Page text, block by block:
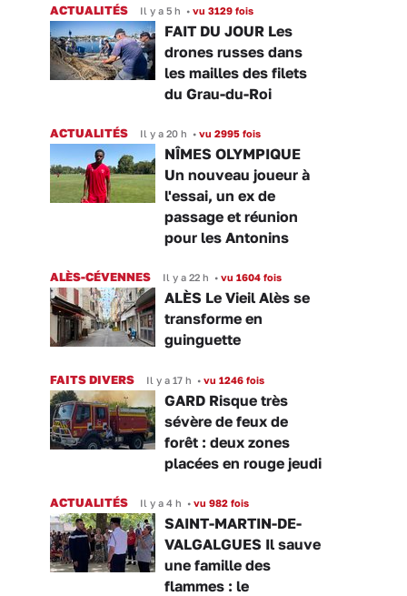
ACTUALITÉS Il y a 5 h • vu 3129 fois
FAIT DU JOUR Les
drones russes dans
les mailles des filets
du Grau-du-Roi
ACTUALITÉS Il y a 20 h • vu 2995 fois
NÎMES OLYMPIQUE
Un nouveau joueur à
l'essai, un ex de
passage et réunion
pour les Antonins
ALÈS-CÉVENNES Il y a 22 h • vu 1604 fois
ALÈS Le Vieil Alès se
transforme en
guinguette
FAITS DIVERS Il y a 17 h • vu 1246 fois
GARD Risque très
sévère de feux de
forêt : deux zones
placées en rouge jeudi
ACTUALITÉS Il y a 4 h • vu 982 fois
SAINT-MARTIN-DE-
VALGALGUES Il sauve
une famille des
flammes : le